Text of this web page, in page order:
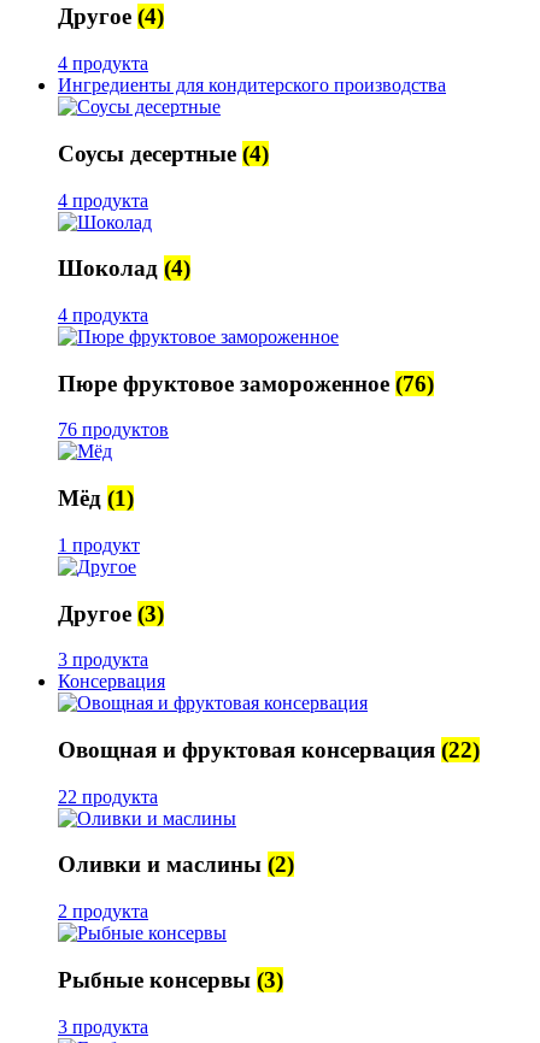
Другое (4)
4 продукта
Ингредиенты для кондитерского производства
Соусы десертные (4)
4 продукта
Шоколад (4)
4 продукта
Пюре фруктовое замороженное (76)
76 продуктов
Мёд (1)
1 продукт
Другое (3)
3 продукта
Консервация
Овощная и фруктовая консервация (22)
22 продукта
Оливки и маслины (2)
2 продукта
Рыбные консервы (3)
3 продукта